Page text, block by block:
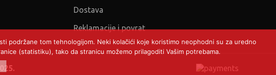
Dostava
Reklamacije i povrat
podržane tom tehnologijom. Neki kolačići koje koristimo neophodni su za uredno
(statistiku), tako da stranicu možemo prilagoditi Vašim potrebama.